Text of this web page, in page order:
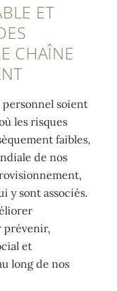
ET
CHAÎNE
soient
les risques
faibles,
de nos
y sont associés.
prévenir,
et
long de nos